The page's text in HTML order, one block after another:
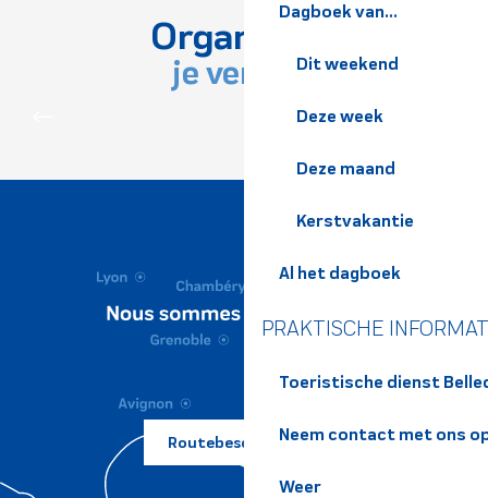
Dagboek van...
Dit weekend
Deze week
Deze maand
Kerstvakantie
Al het dagboek
PRAKTISCHE
Toeristische dienst
Neem contact met ons
Weer
Organiseer
je verblijf
ONTDEK DE REGIO
Routebeschrijving ?